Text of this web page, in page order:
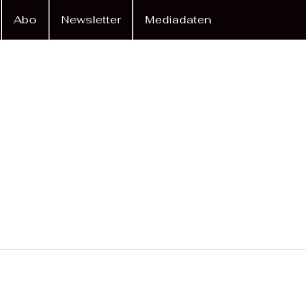
Abo Newsletter Mediadaten